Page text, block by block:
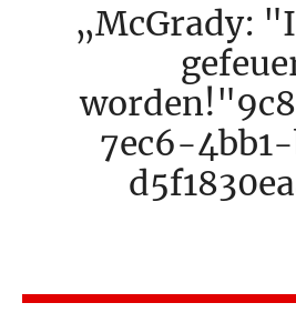
McGrady:
7ec6-